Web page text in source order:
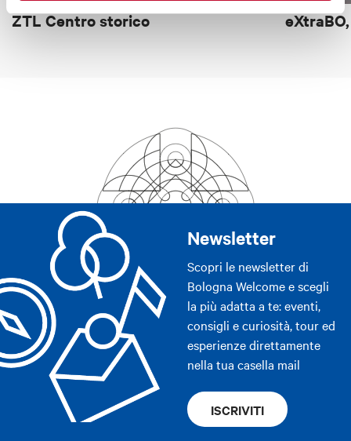
25, 30, 36, 61, 62, 77, BLQ
ZTL Centro storico
Newsletter
Scopri le newsletter di
Bologna Welcome e scegli
la più adatta a te: eventi,
consigli e curiosità, tour ed
esperienze direttamente
nella tua casella mail
ISCRIVITI